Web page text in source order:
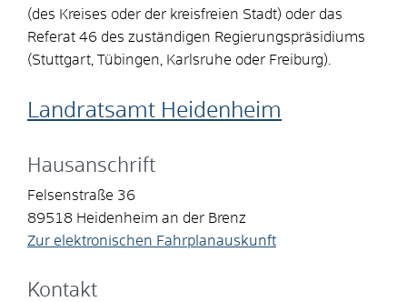
(des Kreises oder der kreisfreien Stadt) oder das
Referat 46 des zuständigen Regierungspräsidiums
(Stuttgart, Tübingen, Karlsruhe oder Freiburg).
Landratsamt Heidenheim
Hausanschrift
Felsenstraße 36
89518 Heidenheim an der Brenz
Zur elektronischen Fahrplanauskunft
Kontakt